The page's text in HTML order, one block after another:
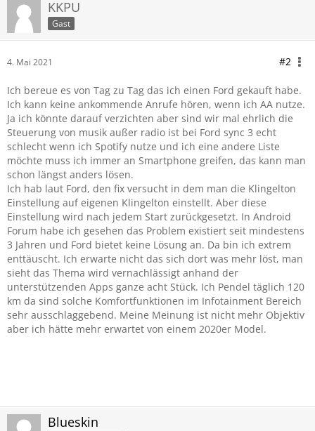
KKPU
Gast
4. Mai 2021 #2
Ich bereue es von Tag zu Tag das ich einen Ford gekauft habe.
Ich kann keine ankommende Anrufe hören, wenn ich AA nutze.
Ja ich könnte darauf verzichten aber sind wir mal ehrlich die
Steuerung von musik außer radio ist bei Ford sync 3 echt
schlecht wenn ich Spotify nutze und ich eine andere Liste
möchte muss ich immer an Smartphone greifen, das kann man
schon längst anders lösen.
Ich hab laut Ford, den fix versucht in dem man die Klingelton
Einstellung auf eigenen Klingelton einstellt. Aber diese
Einstellung wird nach jedem Start zurückgesetzt. In Android
Forum habe ich gesehen das Problem existiert seit mindestens
3 Jahren und Ford bietet keine Lösung an. Da bin ich extrem
enttäuscht. Ich erwarte nicht das sich dort was mehr löst, man
sieht das Thema wird vernachlässigt anhand der
unterstützenden Apps ganze acht Stück. Ich Pendel täglich 120
km da sind solche Komfortfunktionen im Infotainment Bereich
sehr ausschlaggebend. Meine Meinung ist nicht mehr Objektiv
aber ich hätte mehr erwartet von einem 2020er Model.
Blueskin